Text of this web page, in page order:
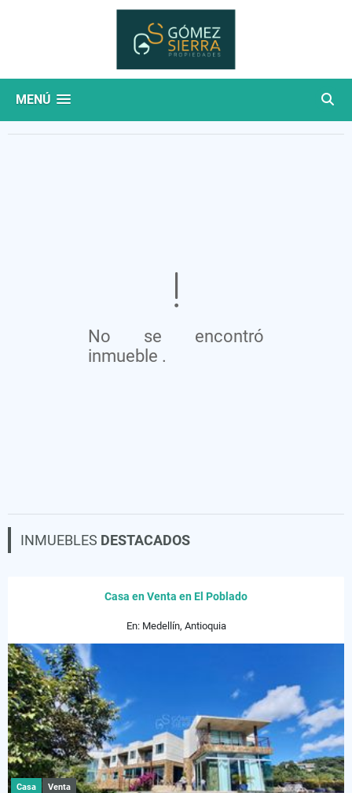
MENÚ
No se encontró
inmueble .
INMUEBLES DESTACADOS
Casa en Venta en El Poblado
En: Medellín, Antioquia
Casa Venta